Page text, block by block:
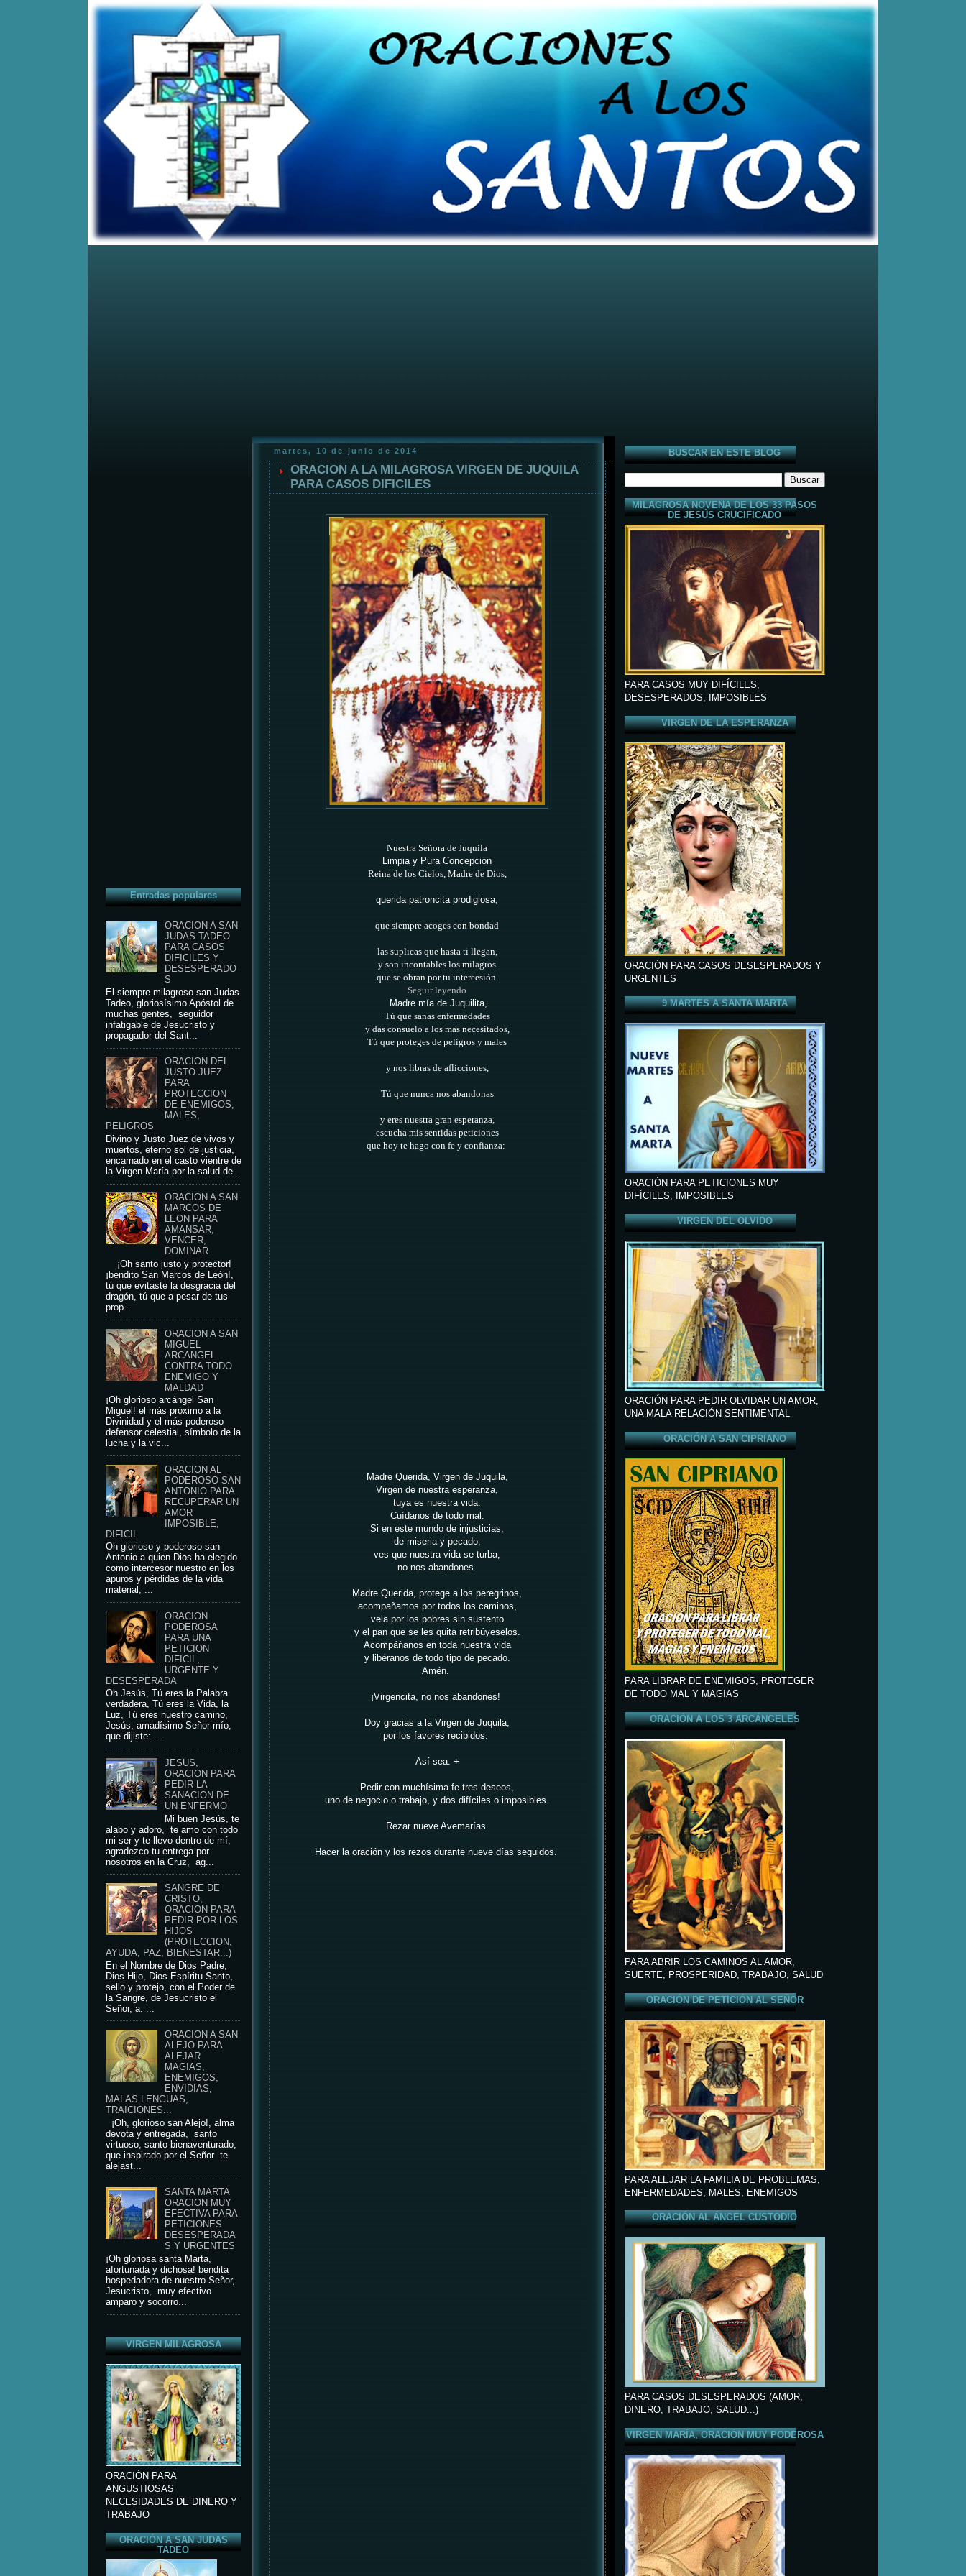
Home Posts RSS Comments RSS
Entradas populares
ORACION A SAN
JUDAS TADEO
PARA CASOS
DIFICILES Y
DESESPERADO
S
El siempre milagroso san Judas
Tadeo, gloriosísimo Apóstol de
muchas gentes, seguidor
infatigable de Jesucristo y
propagador del Sant...
ORACION DEL
JUSTO JUEZ
PARA
PROTECCION
DE ENEMIGOS,
MALES,
PELIGROS
Divino y Justo Juez de vivos y
muertos, eterno sol de justicia,
encarnado en el casto vientre de
la Virgen María por la salud de...
ORACION A SAN
MARCOS DE
LEON PARA
AMANSAR,
VENCER,
DOMINAR
¡Oh santo justo y protector!
¡bendito San Marcos de León!,
tú que evitaste la desgracia del
dragón, tú que a pesar de tus
prop...
ORACION A SAN
MIGUEL
ARCANGEL
CONTRA TODO
ENEMIGO Y
MALDAD
¡Oh glorioso arcángel San
Miguel! el más próximo a la
Divinidad y el más poderoso
defensor celestial, símbolo de la
lucha y la vic...
ORACION AL
PODEROSO SAN
ANTONIO PARA
RECUPERAR UN
AMOR
IMPOSIBLE,
DIFICIL
Oh glorioso y poderoso san
Antonio a quien Dios ha elegido
como intercesor nuestro en los
apuros y pérdidas de la vida
material, ...
ORACION
PODEROSA
PARA UNA
PETICION
DIFICIL,
URGENTE Y
DESESPERADA
Oh Jesús, Tú eres la Palabra
verdadera, Tú eres la Vida, la
Luz, Tú eres nuestro camino,
Jesús, amadísimo Señor mío,
que dijiste: ...
JESUS,
ORACION PARA
PEDIR LA
SANACION DE
UN ENFERMO
Mi buen Jesús, te
alabo y adoro, te amo con todo
mi ser y te llevo dentro de mí,
agradezco tu entrega por
nosotros en la Cruz, ag...
SANGRE DE
CRISTO,
ORACION PARA
PEDIR POR LOS
HIJOS
(PROTECCION,
AYUDA, PAZ, BIENESTAR...)
En el Nombre de Dios Padre,
Dios Hijo, Dios Espíritu Santo,
sello y protejo, con el Poder de
la Sangre, de Jesucristo el
Señor, a: ...
ORACION A SAN
ALEJO PARA
ALEJAR
MAGIAS,
ENEMIGOS,
ENVIDIAS,
MALAS LENGUAS,
TRAICIONES...
¡Oh, glorioso san Alejo!, alma
devota y entregada, santo
virtuoso, santo bienaventurado,
que inspirado por el Señor te
alejast...
SANTA MARTA
ORACION MUY
EFECTIVA PARA
PETICIONES
DESESPERADA
S Y URGENTES
¡Oh gloriosa santa Marta,
afortunada y dichosa! bendita
hospedadora de nuestro Señor,
Jesucristo, muy efectivo
amparo y socorro...
VIRGEN MILAGROSA
ORACIÓN PARA
ANGUSTIOSAS
NECESIDADES DE DINERO Y
TRABAJO
ORACIÓN A SAN JUDAS
TADEO
martes, 10 de junio de 2014
ORACION A LA MILAGROSA VIRGEN DE JUQUILA
PARA CASOS DIFICILES
Nuestra Señora de Juquila
Limpia y Pura Concepción
Reina de los Cielos, Madre de Dios,
querida patroncita prodigiosa,
que siempre acoges con bondad
las suplicas que hasta ti llegan,
y son incontables los milagros
que se obran por tu intercesión.
Seguir leyendo
Madre mía de Juquilita,
Tú que sanas enfermedades
y das consuelo a los mas necesitados,
Tú que proteges de peligros y males
y nos libras de aflicciones,
Tú que nunca nos abandonas
y eres nuestra gran esperanza,
escucha mis sentidas peticiones
que hoy te hago con fe y confianza:
Madre Querida, Virgen de Juquila,
Virgen de nuestra esperanza,
tuya es nuestra vida.
Cuídanos de todo mal.
Si en este mundo de injusticias,
de miseria y pecado,
ves que nuestra vida se turba,
no nos abandones.
Madre Querida, protege a los peregrinos,
acompañamos por todos los caminos,
vela por los pobres sin sustento
y el pan que se les quita retribúyeselos.
Acompáñanos en toda nuestra vida
y libéranos de todo tipo de pecado.
Amén.
¡Virgencita, no nos abandones!
Doy gracias a la Virgen de Juquila,
por los favores recibidos.
Así sea. +
Pedir con muchísima fe tres deseos,
uno de negocio o trabajo, y dos difíciles o imposibles.
Rezar nueve Avemarías.
Hacer la oración y los rezos durante nueve días seguidos.
BUSCAR EN ESTE BLOG
MILAGROSA NOVENA DE LOS 33 PASOS
DE JESÚS CRUCIFICADO
PARA CASOS MUY DIFÍCILES,
DESESPERADOS, IMPOSIBLES
VIRGEN DE LA ESPERANZA
ORACIÓN PARA CASOS DESESPERADOS Y
URGENTES
9 MARTES A SANTA MARTA
ORACIÓN PARA PETICIONES MUY
DIFÍCILES, IMPOSIBLES
VIRGEN DEL OLVIDO
ORACIÓN PARA PEDIR OLVIDAR UN AMOR,
UNA MALA RELACIÓN SENTIMENTAL
ORACIÓN A SAN CIPRIANO
PARA LIBRAR DE ENEMIGOS, PROTEGER
DE TODO MAL Y MAGIAS
ORACIÓN A LOS 3 ARCÁNGELES
PARA ABRIR LOS CAMINOS AL AMOR,
SUERTE, PROSPERIDAD, TRABAJO, SALUD
ORACIÓN DE PETICIÓN AL SEÑOR
PARA ALEJAR LA FAMILIA DE PROBLEMAS,
ENFERMEDADES, MALES, ENEMIGOS
ORACIÓN AL ÁNGEL CUSTODIO
PARA CASOS DESESPERADOS (AMOR,
DINERO, TRABAJO, SALUD...)
VIRGEN MARÍA, ORACIÓN MUY PODEROSA